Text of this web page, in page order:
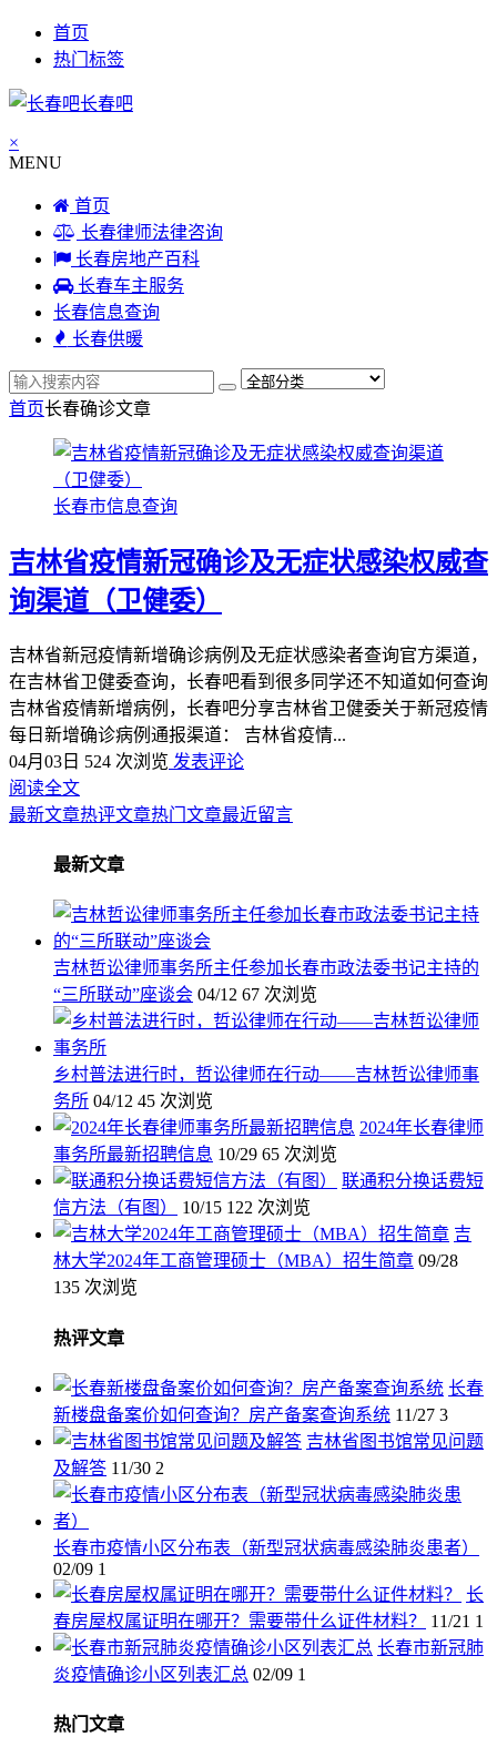
首页
热门标签
长春吧
×
MENU
首页
长春律师法律咨询
长春房地产百科
长春车主服务
长春信息查询
长春供暖
首页长春确诊文章
长春市信息查询
吉林省疫情新冠确诊及无症状感染权威查
询渠道（卫健委）
吉林省新冠疫情新增确诊病例及无症状感染者查询官方渠道，
在吉林省卫健委查询，长春吧看到很多同学还不知道如何查询
吉林省疫情新增病例，长春吧分享吉林省卫健委关于新冠疫情
每日新增确诊病例通报渠道： 吉林省疫情...
04月03日 524 次浏览 发表评论
阅读全文
最新文章热评文章热门文章最近留言
最新文章
吉林哲讼律师事务所主任参加长春市政法委书记主持的
“三所联动”座谈会 04/12 67 次浏览
乡村普法进行时，哲讼律师在行动——吉林哲讼律师事
务所 04/12 45 次浏览
2024年长春律师
事务所最新招聘信息 10/29 65 次浏览
联通积分换话费短
信方法（有图）
10/15 122 次浏览
吉
林大学2024年工商管理硕士（MBA）招生简章 09/28
135 次浏览
热评文章
长春
新楼盘备案价如何查询？房产备案查询系统 11/27 3
吉林省图书馆常见问题
及解答 11/30 2
长春市疫情小区分布表（新型冠状病毒感染肺炎患者）
02/09 1
长
春房屋权属证明在哪开？需要带什么证件材料？
11/21 1
长春市新冠肺
炎疫情确诊小区列表汇总 02/09 1
热门文章